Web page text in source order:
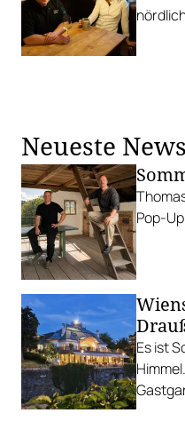
Neueste News
Pop-
Es ist